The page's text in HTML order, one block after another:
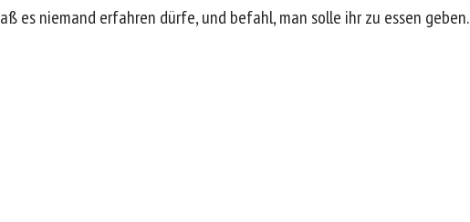
es niemand erfahren dürfe, und befahl, man solle ihr zu essen geben.